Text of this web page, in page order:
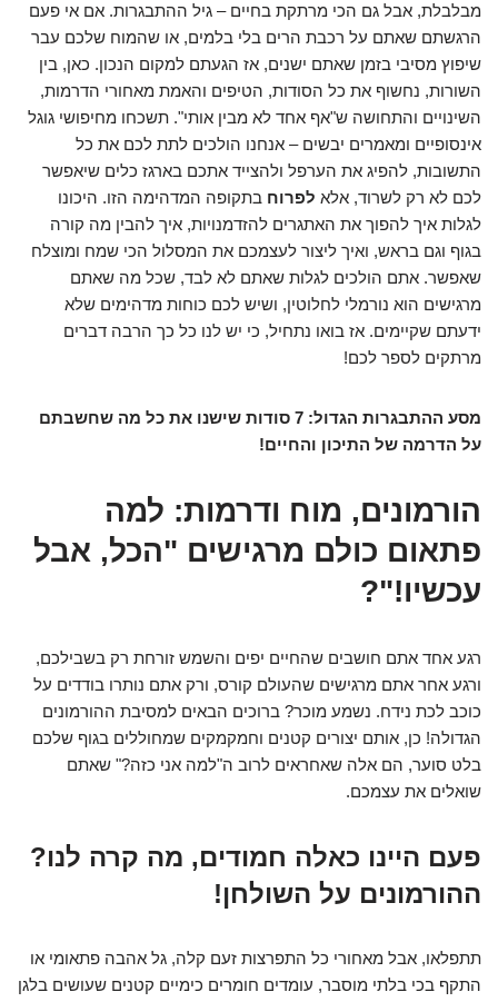
מבלבלת, אבל גם הכי מרתקת בחיים – גיל ההתבגרות. אם אי פעם
הרגשתם שאתם על רכבת הרים בלי בלמים, או שהמוח שלכם עבר
שיפוץ מסיבי בזמן שאתם ישנים, אז הגעתם למקום הנכון. כאן, בין
השורות, נחשוף את כל הסודות, הטיפים והאמת מאחורי הדרמות,
השינויים והתחושה ש"אף אחד לא מבין אותי". תשכחו מחיפושי גוגל
אינסופיים ומאמרים יבשים – אנחנו הולכים לתת לכם את כל
התשובות, להפיג את הערפל ולהצייד אתכם בארגז כלים שיאפשר
לכם לא רק לשרוד, אלא לפרוח בתקופה המדהימה הזו. היכונו
לגלות איך להפוך את האתגרים להזדמנויות, איך להבין מה קורה
בגוף וגם בראש, ואיך ליצור לעצמכם את המסלול הכי שמח ומוצלח
שאפשר. אתם הולכים לגלות שאתם לא לבד, שכל מה שאתם
מרגישים הוא נורמלי לחלוטין, ושיש לכם כוחות מדהימים שלא
ידעתם שקיימים. אז בואו נתחיל, כי יש לנו כל כך הרבה דברים
מרתקים לספר לכם!
מסע ההתבגרות הגדול: 7 סודות שישנו את כל מה שחשבתם
על הדרמה של התיכון והחיים!
הורמונים, מוח ודרמות: למה
פתאום כולם מרגישים "הכל, אבל
עכשיו!"?
רגע אחד אתם חושבים שהחיים יפים והשמש זורחת רק בשבילכם,
ורגע אחר אתם מרגישים שהעולם קורס, ורק אתם נותרו בודדים על
כוכב לכת נידח. נשמע מוכר? ברוכים הבאים למסיבת ההורמונים
הגדולה! כן, אותם יצורים קטנים וחמקמקים שמחוללים בגוף שלכם
בלט סוער, הם אלה שאחראים לרוב ה"למה אני כזה?" שאתם
שואלים את עצמכם.
פעם היינו כאלה חמודים, מה קרה לנו?
ההורמונים על השולחן!
תתפלאו, אבל מאחורי כל התפרצות זעם קלה, גל אהבה פתאומי או
התקף בכי בלתי מוסבר, עומדים חומרים כימיים קטנים שעושים בלגן